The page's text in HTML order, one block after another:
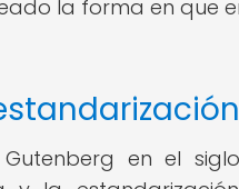
la forma en que
en el